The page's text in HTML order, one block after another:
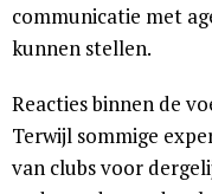
communicatie met
kunnen stellen.
Reacties binnen de
Terwijl sommige
van clubs voor